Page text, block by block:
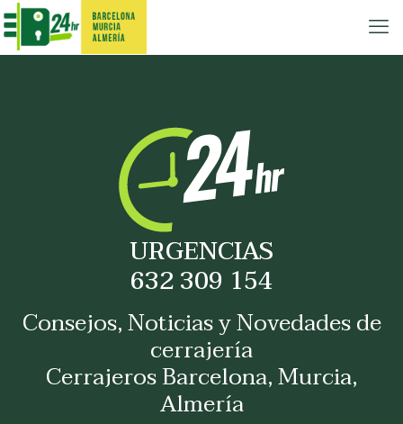
URGENCIAS
632 309 154
Consejos, Noticias y Novedades de
cerrajería
Cerrajeros Barcelona, Murcia,
Almería